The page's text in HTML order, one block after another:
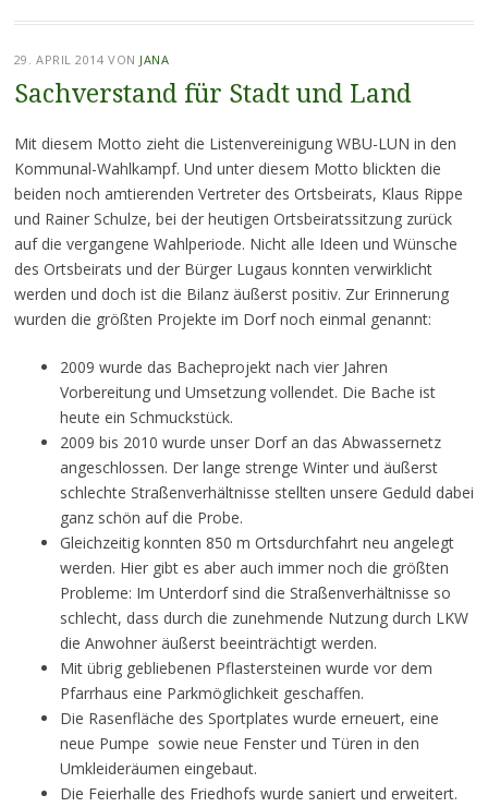
29. APRIL 2014 VON JANA
Sachverstand für Stadt und Land
Mit diesem Motto zieht die Listenvereinigung WBU-LUN in den
Kommunal-Wahlkampf. Und unter diesem Motto blickten die
beiden noch amtierenden Vertreter des Ortsbeirats, Klaus Rippe
und Rainer Schulze, bei der heutigen Ortsbeiratssitzung zurück
auf die vergangene Wahlperiode. Nicht alle Ideen und Wünsche
des Ortsbeirats und der Bürger Lugaus konnten verwirklicht
werden und doch ist die Bilanz äußerst positiv. Zur Erinnerung
wurden die größten Projekte im Dorf noch einmal genannt:
2009 wurde das Bacheprojekt nach vier Jahren
Vorbereitung und Umsetzung vollendet. Die Bache ist
heute ein Schmuckstück.
2009 bis 2010 wurde unser Dorf an das Abwassernetz
angeschlossen. Der lange strenge Winter und äußerst
schlechte Straßenverhältnisse stellten unsere Geduld dabei
ganz schön auf die Probe.
Gleichzeitig konnten 850 m Ortsdurchfahrt neu angelegt
werden. Hier gibt es aber auch immer noch die größten
Probleme: Im Unterdorf sind die Straßenverhältnisse so
schlecht, dass durch die zunehmende Nutzung durch LKW
die Anwohner äußerst beeinträchtigt werden.
Mit übrig gebliebenen Pflastersteinen wurde vor dem
Pfarrhaus eine Parkmöglichkeit geschaffen.
Die Rasenfläche des Sportplates wurde erneuert, eine
neue Pumpe sowie neue Fenster und Türen in den
Umkleideräumen eingebaut.
Die Feierhalle des Friedhofs wurde saniert und erweitert.